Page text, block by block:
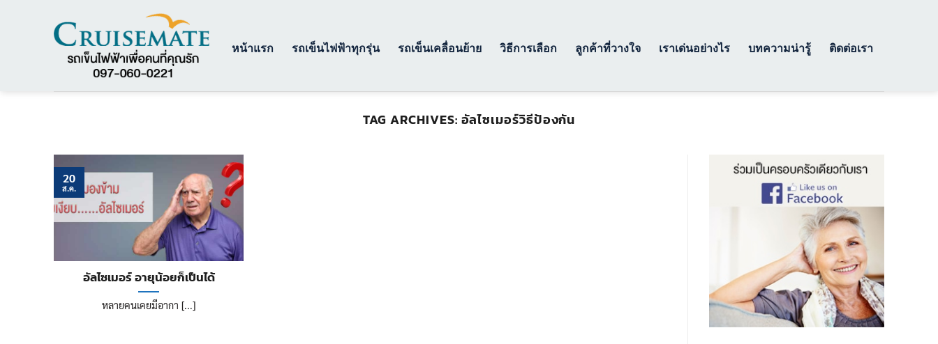
หน้าแรก รถเข็นไฟฟ้าทุกรุ่น รถเข็นเคลื่อนย้าย วิธีการเลือก ลูกค้าที่วางใจ เราเด่นอย่างไร บทความน่ารู้ ติดต่อเรา
TAG ARCHIVES: อัลไซเมอร์วิธีป้องกัน
อัลไซเมอร์ อายุน้อยก็เป็นได้
หลายคนเคยมีอากา [...]
20
ส.ค.